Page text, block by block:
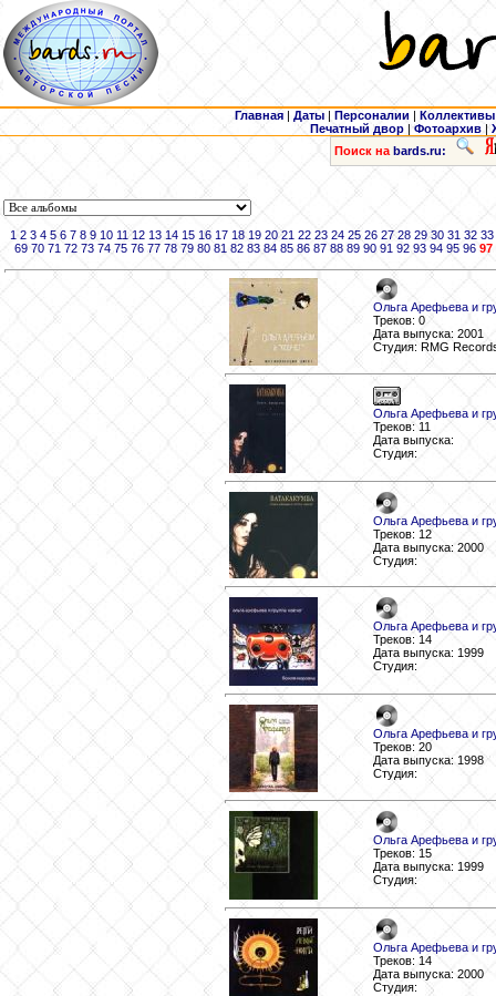
Главная | Даты | Персоналии | Коллективы
Печатный двор |Фотоархив |
Поиск на bards.ru:
1 2 3 4 5 6 7 8 9 10 11 12 13 14 15 16 17 18 19 20 21 22 23 24 25 26 27 28 29 30 31 32 33
69 70 71 72 73 74 75 76 77 78 79 80 81 82 83 84 85 86 87 88 89 90 91 92 93 94 95 96 97
Ольга Арефьева и
Треков: 0
Дата выпуска: 2001
Студия: RMG
Ольга Арефьева и
Треков: 11
Дата выпуска:
Студия:
Ольга Арефьева и
Треков: 12
Дата выпуска: 2000
Студия:
Ольга Арефьева и
Треков: 14
Дата выпуска: 1999
Студия:
Ольга Арефьева и
Треков: 20
Дата выпуска: 1998
Студия:
Ольга Арефьева и
Треков: 15
Дата выпуска: 1999
Студия:
Ольга Арефьева и
Треков: 14
Дата выпуска: 2000
Студия: